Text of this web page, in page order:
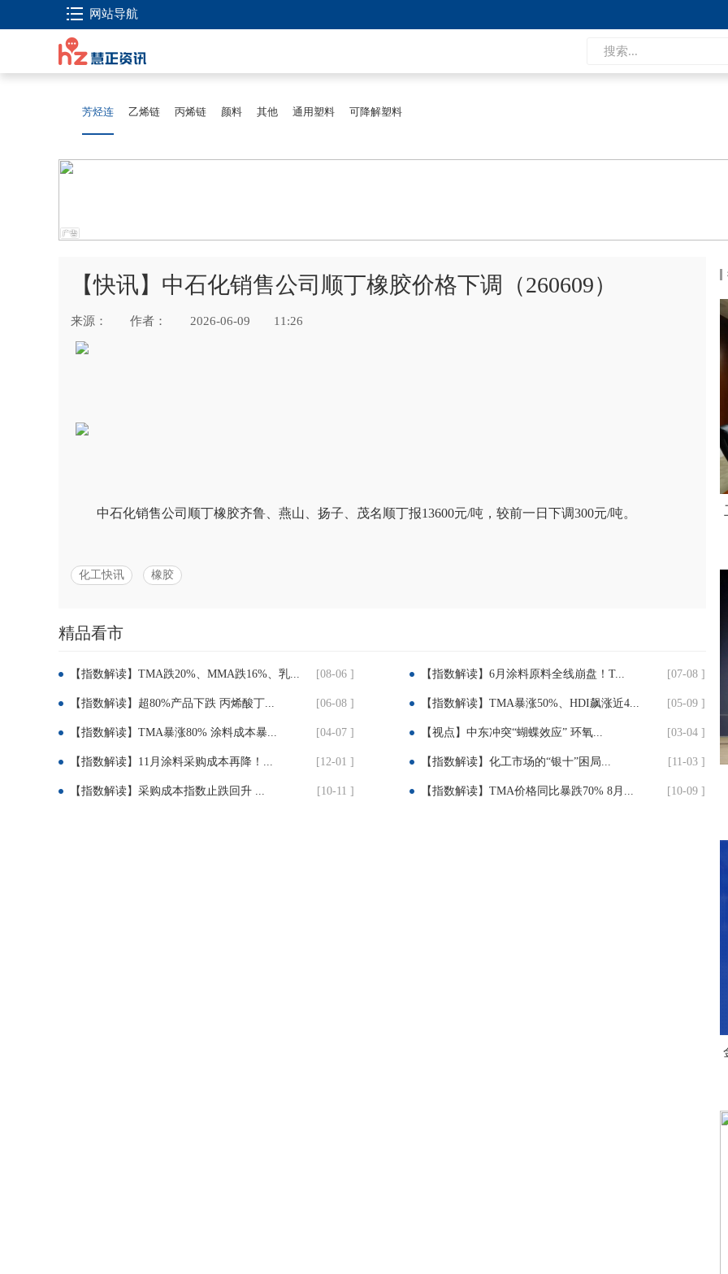
网站导航
芳烃连 乙烯链 丙烯链 颜料 其他 通用塑料 可降解塑料
【快讯】中石化销售公司顺丁橡胶价格下调（260609）
来源： 作者： 2026-06-09 11:26
中石化销售公司顺丁橡胶齐鲁、燕山、扬子、茂名顺丁报13600元/吨，较前一日下调300元/吨。
化工快讯 橡胶
享：
精品看市
【指数解读】TMA跌20%、MMA跌16%、乳... [08-06 ] 【指数解读】6月涂料原料全线崩盘！T... [07-08 ]
【指数解读】超80%产品下跌 丙烯酸丁... [06-08 ] 【指数解读】TMA暴涨50%、HDI飙涨近4... [05-09 ]
【指数解读】TMA暴涨80% 涂料成本暴... [04-07 ] 【视点】中东冲突“蝴蝶效应” 环氧... [03-04 ]
【指数解读】11月涂料采购成本再降！... [12-01 ] 【指数解读】化工市场的“银十”困局... [11-03 ]
【指数解读】采购成本指数止跌回升 ... [10-11 ] 【指数解读】TMA价格同比暴跌70% 8月... [10-09 ]